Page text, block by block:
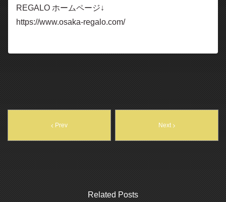
REGALO ホームページ↓
https://www.osaka-regalo.com/
Prev Next
Related Posts